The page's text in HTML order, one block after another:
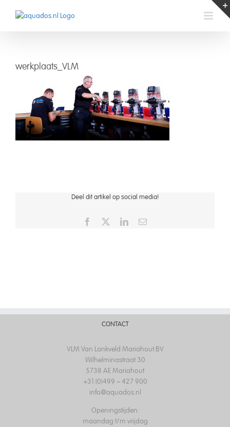
werkplaats_VLM
Deel dit artikel op social media!
Facebook LinkedInEmail
CONTACT
VLM Van Lankveld Mariahout BV
Wilhelminastraat 30
5738 AE Mariahout
+31 (0)499 – 427 900
info@aquados.nl
Openingstijden:
maandag t/m vrijdag